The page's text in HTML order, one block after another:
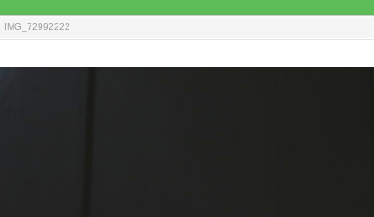
IMG_72992222